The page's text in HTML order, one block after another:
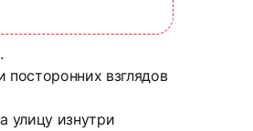
взглядов
улицу изнутри